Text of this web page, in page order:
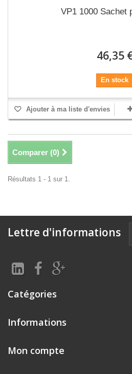
VP1 1000 Sachet
46,35
En stock
Ajouter à ma liste d'envies
Comparer (0)
Résultats 1 - 1 sur 1.
Lettre d'informations
Catégories
Informations
Mon compte